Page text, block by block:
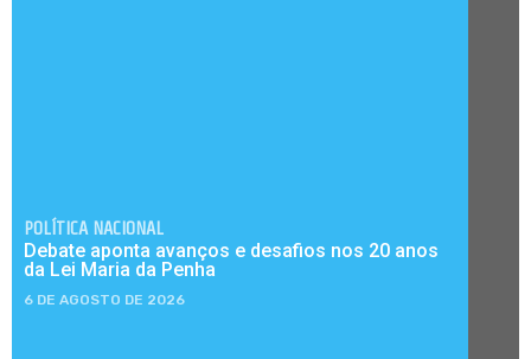
POLÍTICA NACIONAL
Debate aponta avanços e desafios nos 20 anos
da Lei Maria da Penha
6 DE AGOSTO DE 2026